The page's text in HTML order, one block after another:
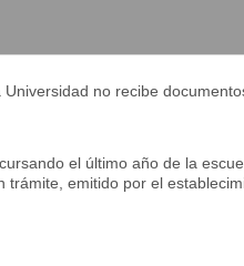
no recibe
el último año de la
emitido por el